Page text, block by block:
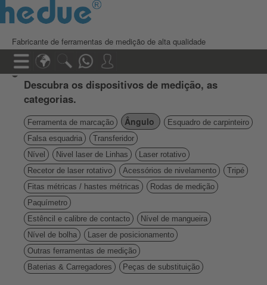
Fabricante de ferramentas de medição de alta qualidade
Descubra os dispositivos de medição, as
categorias.
Ferramenta de marcação Ângulo
Esquadro de carpinteiro
Falsa esquadria
Transferidor
Nível
Nivel laser de Linhas
Laser rotativo
Recetor de laser rotativo
Acessórios de nivelamento
Tripé
Fitas métricas / hastes métricas
Rodas de medição
Paquímetro
Estêncil e calibre de contacto
Nível de mangueira
Nível de bolha
Laser de posicionamento
Outras ferramentas de medição
Baterias & Carregadores
Peças de substituição